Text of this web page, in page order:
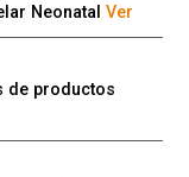
NeonatalVer
de productos